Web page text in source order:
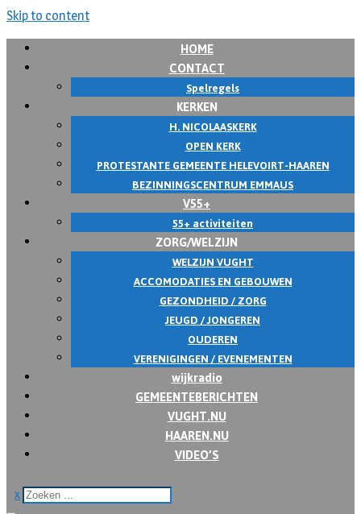
Skip to content
HOME
CONTACT
Spelregels
KERKEN
H. NICOLAASKERK
OPEN KERK
PROTESTANTE GEMEENTE HELEVOIRT-HAAREN
BEZINNINGSCENTRUM EMMAUS
V55+
55+ activiteiten
ZORG/WELZIJN
WELZIJN VUGHT
ACCOMODATIES EN GEBOUWEN
GEZONDHEID / ZORG
JEUGD / JONGEREN
OUDEREN
VERENIGINGEN / EVENEMENTEN
wijkradio
GEMEENTEBERICHTEN
VUGHT.NU
HAAREN.NU
VIDEO’S
x